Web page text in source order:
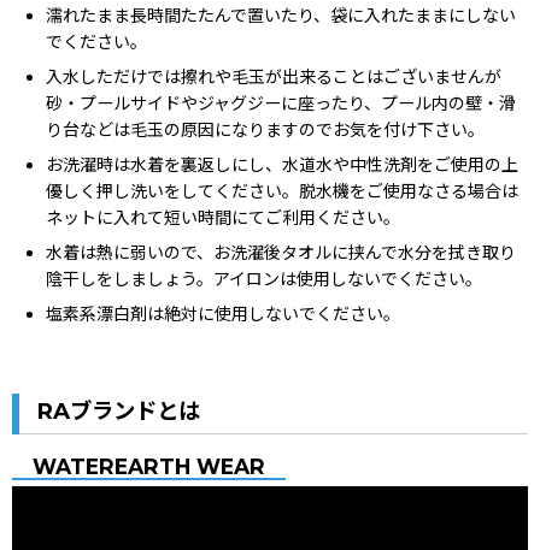
濡れたまま長時間たたんで置いたり、袋に入れたままにしない
でください。
入水しただけでは擦れや毛玉が出来ることはございませんが
砂・プールサイドやジャグジーに座ったり、プール内の壁・滑
り台などは毛玉の原因になりますのでお気を付け下さい。
お洗濯時は水着を裏返しにし、水道水や中性洗剤をご使用の上
優しく押し洗いをしてください。脱水機をご使用なさる場合は
ネットに入れて短い時間にてご利用ください。
水着は熱に弱いので、お洗濯後タオルに挟んで水分を拭き取り
陰干しをしましょう。アイロンは使用しないでください。
塩素系漂白剤は絶対に使用しないでください。
RAブランドとは
WATEREARTH WEAR